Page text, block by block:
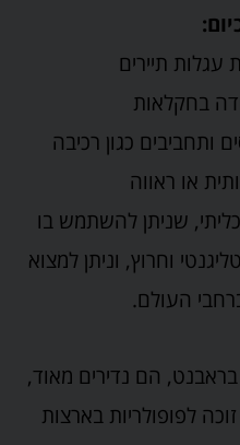
עגלות תיירים
בחקלאות
ותחביבים כגון רכיבה
או ראווה
שניתן להשתמש בו
וחרוץ, וניתן למצוא
העולם.
בראבנט, הם נדירים מאוד,
לפופולריות בארצות